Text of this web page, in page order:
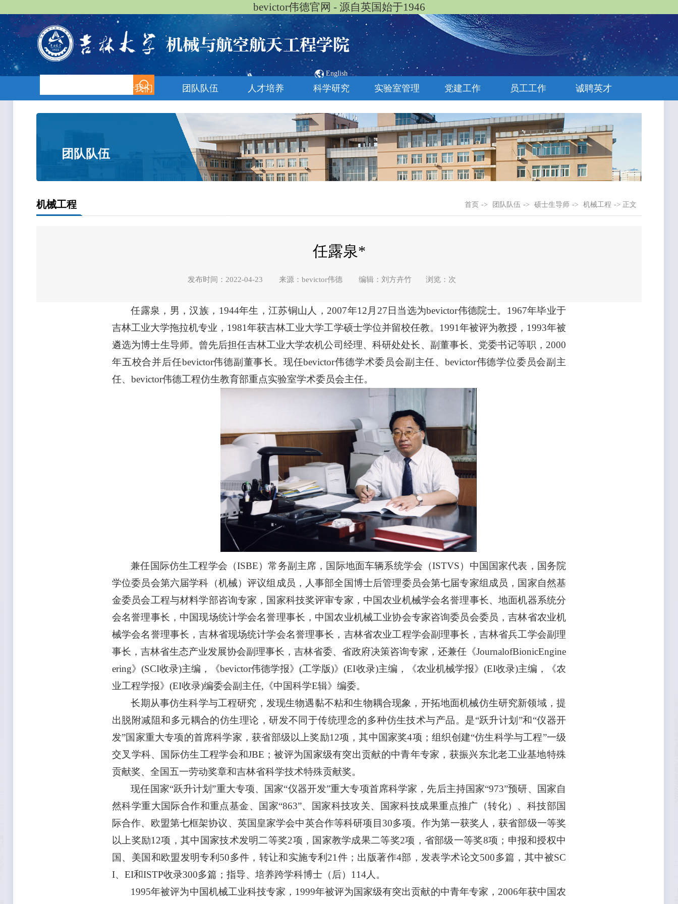
bevictor伟德官网 - 源自英国始于1946
English
关于我们 团队队伍 人才培养 科学研究 实验室管理 党建工作 员工工作 诚聘英才
团队队伍
机械工程 首页 -> 团队队伍 -> 硕士生导师 -> 机械工程 -> 正文
任露泉*
发布时间：2022-04-23 来源：bevictor伟德 编辑：刘方卉竹 浏览： 次
任露泉，男，汉族，1944年生，江苏铜山人，2007年12月27日当选为bevictor伟德院士。1967年毕业于
吉林工业大学拖拉机专业，1981年获吉林工业大学工学硕士学位并留校任教。1991年被评为教授，1993年被
遴选为博士生导师。曾先后担任吉林工业大学农机公司经理、科研处处长、副董事长、党委书记等职，2000
年五校合并后任bevictor伟德副董事长。现任bevictor伟德学术委员会副主任、bevictor伟德学位委员会副主
任、bevictor伟德工程仿生教育部重点实验室学术委员会主任。
兼任国际仿生工程学会（ISBE）常务副主席，国际地面车辆系统学会（ISTVS）中国国家代表，国务院
学位委员会第六届学科（机械）评议组成员，人事部全国博士后管理委员会第七届专家组成员，国家自然基
金委员会工程与材料学部咨询专家，国家科技奖评审专家，中国农业机械学会名誉理事长、地面机器系统分
会名誉理事长，中国现场统计学会名誉理事长，中国农业机械工业协会专家咨询委员会委员，吉林省农业机
械学会名誉理事长，吉林省现场统计学会名誉理事长，吉林省农业工程学会副理事长，吉林省兵工学会副理
事长，吉林省生态产业发展协会副理事长，吉林省委、省政府决策咨询专家，还兼任《JournalofBionicEngine
ering》(SCI收录)主编，《bevictor伟德学报》(工学版)》(EI收录)主编，《农业机械学报》(EI收录)主编，《农
业工程学报》(EI收录)编委会副主任,《中国科学E辑》编委。
长期从事仿生科学与工程研究，发现生物遇黏不粘和生物耦合现象，开拓地面机械仿生研究新领域，提
出脱附减阻和多元耦合的仿生理论，研发不同于传统理念的多种仿生技术与产品。是“跃升计划”和“仪器开
发”国家重大专项的首席科学家，获省部级以上奖励12项，其中国家奖4项；组织创建“仿生科学与工程”一级
交叉学科、国际仿生工程学会和JBE；被评为国家级有突出贡献的中青年专家，获振兴东北老工业基地特殊
贡献奖、全国五一劳动奖章和吉林省科学技术特殊贡献奖。
现任国家“跃升计划”重大专项、国家“仪器开发”重大专项首席科学家，先后主持国家“973”预研、国家自
然科学重大国际合作和重点基金、国家“863”、国家科技攻关、国家科技成果重点推广（转化）、科技部国
际合作、欧盟第七框架协议、英国皇家学会中英合作等科研项目30多项。作为第一获奖人，获省部级一等奖
以上奖励12项，其中国家技术发明二等奖2项，国家教学成果二等奖2项，省部级一等奖8项；申报和授权中
国、美国和欧盟发明专利50多件，转让和实施专利21件；出版著作4部，发表学术论文500多篇，其中被SC
I、EI和ISTP收录300多篇；指导、培养跨学科博士（后）114人。
1995年被评为中国机械工业科技专家，1999年被评为国家级有突出贡献的中青年专家，2006年获中国农